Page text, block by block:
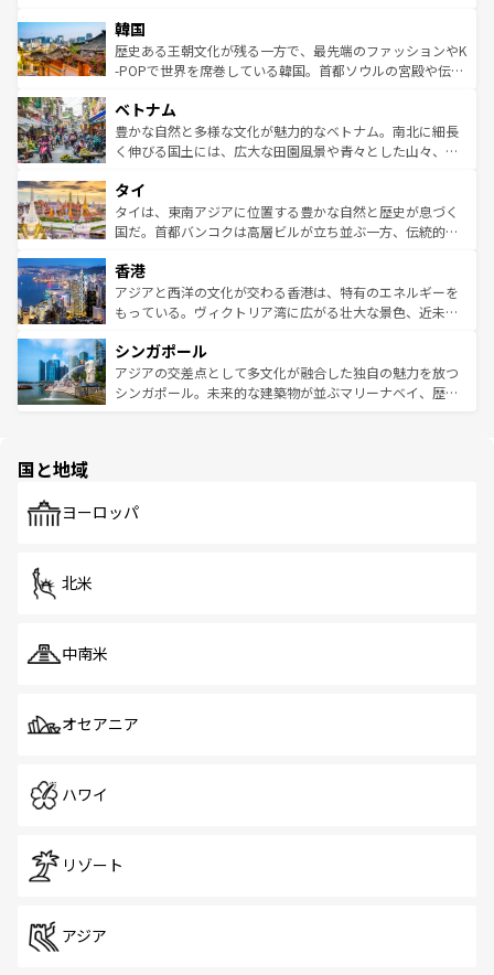
ワイを、存分に味わってほしい。 なお、新着のハワイ情報
はコンテンツ一覧を参照してほしい。
いる。アクティビティも充実しており、サーフィンやダイ
ビング、ハイキングなど、アウトドア好きにはたまらな
い。オーストラリアの多彩な魅力を存分に味わいつくそ
参照してほしい。
ン）、静ひつな山岳地帯である台湾東部など、都市の喧騒
と山間の静けさが共存しており、訪れる人に新しい発見と
驚きをもたらしてくれる。また、奥深い台湾の食文化も魅
容にもいいと評判のスイーツなど、バラエティ豊かな料理
が味わえる。 なお、新着の台湾情報は コンテンツ一覧を参
照してほしい。
韓国
歴史ある王朝文化が残る一方で、最先端のファッションやK
-POPで世界を席巻している韓国。首都ソウルの宮殿や伝統
き、地方に足を延ばせば四季折々の自然美を楽しむことが
できる。そして、キムチや焼肉、絶品のストリートフード
まで、さまざまな韓国料理が待っている。夜には、韓国な
リティに包まれながら、韓国の多彩な魅力を心ゆくまで味
わってみてほしい。 なお、新着の韓国情報はコンテンツ一
覧を参照してほしい。
ベトナム
豊かな自然と多様な文化が魅力的なベトナム。南北に細長
く伸びる国土には、広大な田園風景や青々とした山々、世
急速な発展と共に伝統が息づく。ハノイの古い町並みやホ
ーチミン市のフランス統治時代の建物も、独特の雰囲気を
醸し出している。また、バラエティの豊かさとおいしさで
とつ。フォーやバインミー、ベトナムコーヒーなどは、ぜ
ひ現地で味わいたい。どの地域を訪れてもあたたかい人々
が旅行者を迎えてくれるので、きっと忘れられない旅にな
参照してほしい。
タイ
タイは、東南アジアに位置する豊かな自然と歴史が息づく
国だ。首都バンコクは高層ビルが立ち並ぶ一方、伝統的な
の活気が交差している。北部ではチェンマイなどの山岳地
帯で自然と触れ合い、南部ではプーケットやクラビの美し
いビーチでリゾート気分を楽しむことができる。タイ料理
激する。気候は一年中温暖で、どの季節にも異なる楽しみ
が待っている。親しみやすいタイの人々、仏教を中心とし
た文化、そして多様な観光資源が、訪れる旅人を魅了し続
香港
アジアと西洋の文化が交わる香港は、特有のエネルギーを
もっている。ヴィクトリア湾に広がる壮大な景色、近未来
み、どこを訪れても感動するはず。観光スポットが密集し
ており、効率よく見どころを回れるのも魅力。息をのむよ
うな絶景から文化的な体験まで、香港を存分に楽しみ尽く
シンガポール
アジアの交差点として多文化が融合した独自の魅力を放つ
シンガポール。未来的な建築物が並ぶマリーナベイ、歴史
で、ホーカーズは地元の風情を楽しめる外せないスポット
国と地域
ヨーロッパ
北米
中南米
オセアニア
ハワイ
リゾート
アジア